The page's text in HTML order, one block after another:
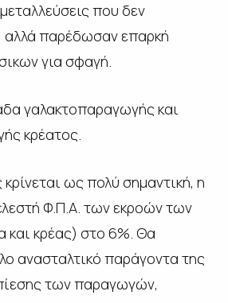
που δεν
παρέδωσαν επαρκή
για σφαγή.
γαλακτοπαραγωγής και
κρέατος.
ως πολύ σηµαντική, η
Φ.Π.Α. των εκροών των
κρέας) στο 6%. Θα
ανασταλτικό παράγοντα της
των παραγωγών,